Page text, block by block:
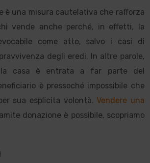
è una misura cautelativa che rafforza
vende anche perché, in effetti, la
come atto, salvo i casi di
degli eredi. In altre parole,
casa è entrata a far parte del
è pressoché impossibile che
sua esplicita volontà.Vendere una
donazione è possibile, scopriamo